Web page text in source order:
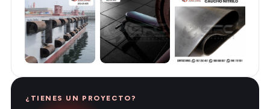
¿TIENES UN PROYECTO?